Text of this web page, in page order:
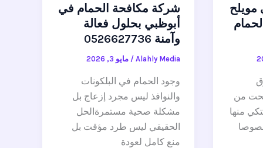
مويلح
من
منها
شركة مكافحة الحمام في
أبوظبي بحلول فعالة
وآمنة 0526627736
Alahly Media
/مايو 3, 2026
وجود الحمام في البلكونات
والنوافذ ليس مجرد إزعاج بل
مشكلة صحية مستمرةالحل
الحقيقي ليس طرد مؤقت بل
منع كامل لعودة